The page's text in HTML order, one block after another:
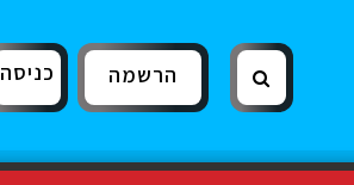
הרשמה כניסה